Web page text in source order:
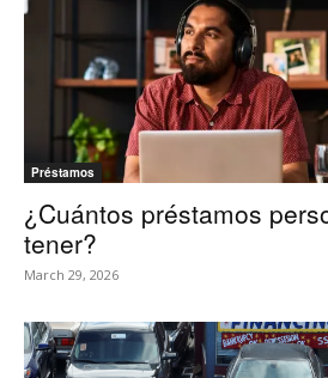
Préstamos
¿Cuántos préstamos
tener?
March 29, 2026